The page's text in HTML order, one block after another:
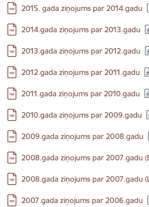
Lejupielādēt:
2015. gada ziņojums par 2014.gadu
Lejupielādēt:
2014.gada ziņojums par 2013.gadu
Lejupielādēt:
2013.gada ziņojums par 2012.gadu
Lejupielādēt:
2012.gada ziņojums par 2011.gadu
Lejupielādēt:
2011.gada ziņojums par 2010.gadu
Lejupielādēt:
2010.gada ziņojums par 2009.gadu
Lejupielādēt:
2009.gada ziņojums par 2008.gadu
Lejupielādēt:
2008.gada ziņojums par 2007.gadu
Lejupielādēt:
2008.gada ziņojums par 2007.gadu
Lejupielādēt:
2007.gada ziņojums par 2006.gadu